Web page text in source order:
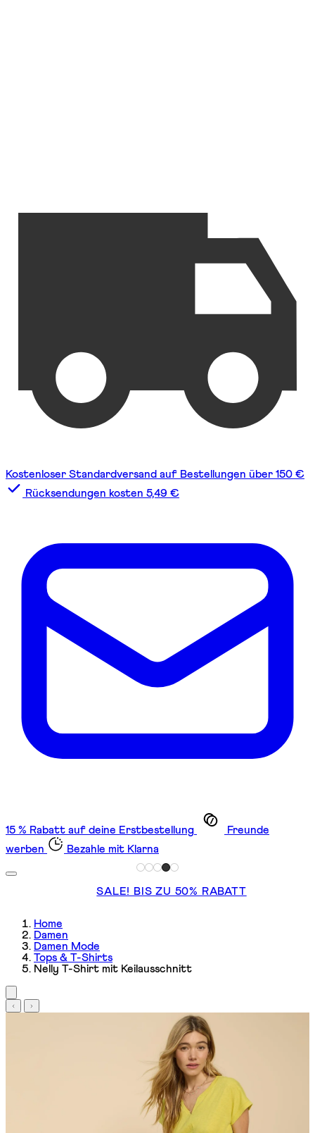
Kostenloser Standardversand auf Bestellungen über 150 €
Rücksendungen kosten 5,49 €
15 % Rabatt auf deine Erstbestellung
Freunde
werben
Bezahle mit Klarna
SALE! BIS ZU 50% RABATT
Home
Damen
Damen Mode
Tops & T-Shirts
Nelly T-Shirt mit Keilausschnitt